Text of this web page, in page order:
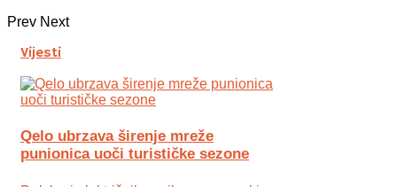
Prev Next
Vijesti
Qelo ubrzava širenje mreže
punionica uoči turističke sezone